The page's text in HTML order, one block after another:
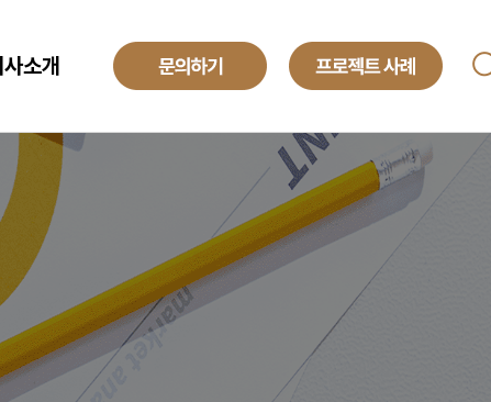
SERVICE
Development Center
센터 BPO
BPO
소개
업소개
자정보
외법인
정보